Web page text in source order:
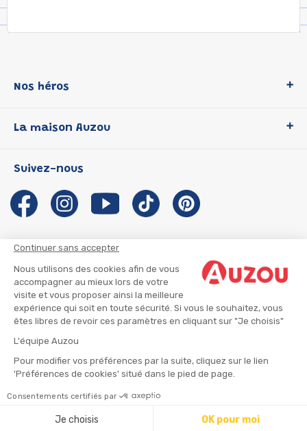
Continuer sans accepter
Nous utilisons des cookies afin de vous
accompagner au mieux lors de votre
visite et vous proposer ainsi la meilleure
expérience qui soit en toute sécurité. Si vous le souhaitez, vous
êtes libres de revoir ces paramètres en cliquant sur "Je choisis"
L'équipe Auzou
Pour modifier vos préférences par la suite, cliquez sur le lien
'Préférences de cookies' situé dans le pied de page.
Consentements certifiés par
Je choisis OK pour moi
Nos héros
P'tit Loup
Les Influenceuses
Migali
Petite Taupe
La maison Auzou
Notre histoire
Auzou s'engage
Auteurs et illustrateurs Auzou
Suivre mon colis
Infos consommateur
Suivez-nous
CGU
CGV
Mentions légales
© 2026 - AUZOU |